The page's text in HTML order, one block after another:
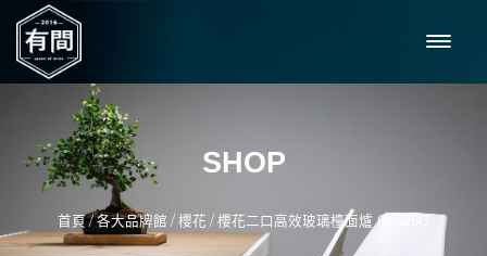
SHOP
首頁/各大品牌館 / 櫻花 / 櫻花二口高效玻璃檯面爐 G2826G